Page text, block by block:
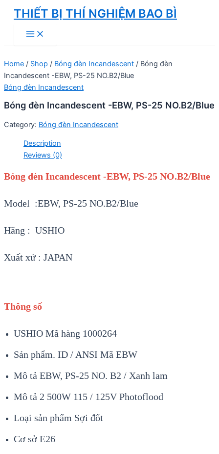
Skip
content
THIẾT BỊ THÍ NGHIỆM BAO BÌ
Main
Menu
Home / Shop / Bóng đèn Incandescent / Bóng đèn
Incandescent -EBW, PS-25 NO.B2/Blue
Bóng đèn Incandescent
Bóng đèn Incandescent -EBW, PS-25 NO.B2/Blue
Category: Bóng đèn Incandescent
Description
Reviews (0)
Bóng đèn Incandescent -EBW, PS-25 NO.B2/Blue
Model :EBW, PS-25 NO.B2/Blue
Hãng : USHIO
Xuất xứ : JAPAN
Thông số
USHIO Mã hàng 1000264
Sản phẩm. ID / ANSI Mã EBW
Mô tả EBW, PS-25 NO. B2 / Xanh lam
Mô tả 2 500W 115 / 125V Photoflood
Loại sản phẩm Sợi đốt
Cơ sở E26